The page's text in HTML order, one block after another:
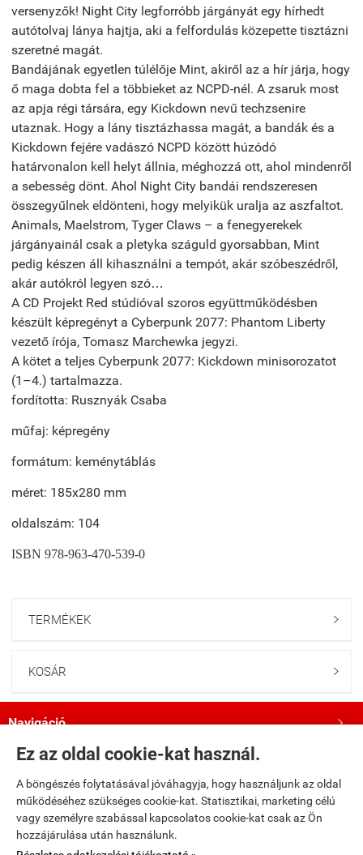
Ez az oldal cookie-kat használ.
A böngészés folytatásával jóváhagyja, hogy használjunk az oldal
működéséhez szükséges cookie-kat. Statisztikai, marketing célú
vagy személyre szabással kapcsolatos cookie-kat csak az Ön
hozzájárulása után használunk.
versenyzők! Night City legforróbb járgányát egy hírhedt
autótolvaj lánya hajtja, aki a felfordulás közepette tisztázni
szeretné magát.
Bandájának egyetlen túlélője Mint, akiről az a hír járja, hogy
ő maga dobta fel a többieket az NCPD-nél. A zsaruk most
az apja régi társára, egy Kickdown nevű techzsenire
utaznak. Hogy a lány tisztázhassa magát, a bandák és a
Kickdown fejére vadászó NCPD között húzódó
határvonalon kell helyt állnia, méghozzá ott, ahol mindenről
a sebesség dönt. Ahol Night City bandái rendszeresen
összegyűlnek eldönteni, hogy melyikük uralja az aszfaltot.
Animals, Maelstrom, Tyger Claws – a fenegyerekek
járgányainál csak a pletyka száguld gyorsabban, Mint
pedig készen áll kihasználni a tempót, akár szóbeszédről,
akár autókról legyen szó…
A CD Projekt Red stúdióval szoros együttműködésben
készült képregényt a Cyberpunk 2077: Phantom Liberty
vezető írója, Tomasz Marchewka jegyzi.
A kötet a teljes Cyberpunk 2077: Kickdown minisorozatot
(1–4.) tartalmazza.
fordította: Rusznyák Csaba
műfaj: képregény
formátum: keménytáblás
méret: 185x280 mm
oldalszám: 104
ISBN 978-963-470-539-0
TERMÉKEK 
KOSÁR 
Navigáció 
Saját fiók
Bemutatkozás
Kövess minket a Facebookon!